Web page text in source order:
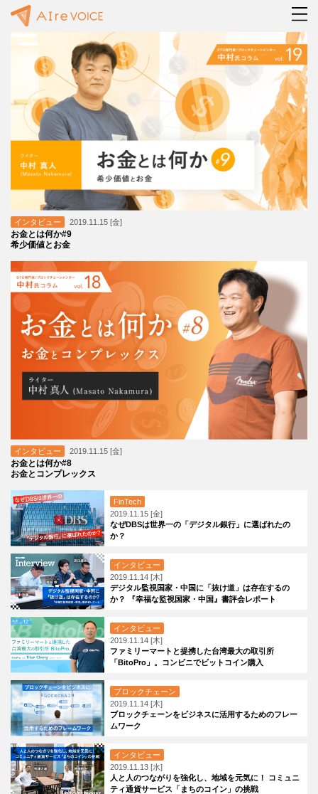
インタビュー 2019.11.15 [金]
お金とは何か#9
希少価値とお金
インタビュー 2019.11.15 [金]
お金とは何か#8
お金とコンプレックス
FinTech
2019.11.15 [金]
なぜDBSは世界一の「デジタル銀行」に選ばれたの
か？
インタビュー
2019.11.14 [木]
デジタル監視国家・中国に「抜け道」は存在するの
か？ 『幸福な監視国家・中国』書評会レポート
インタビュー
2019.11.14 [木]
ファミリーマートと提携した台湾最大の取引所
「BitoPro」。コンビニでビットコイン購入
ブロックチェーン
2019.11.14 [木]
ブロックチェーンをビジネスに活用するためのフレー
ムワーク
インタビュー
2019.11.13 [水]
人と人のつながりを強化し、地域を元気に！ コミュニ
ティ通貨サービス「まちのコイン」の挑戦